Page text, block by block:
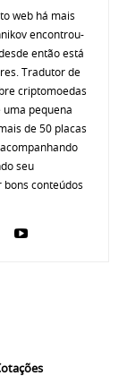
web há mais
encontrou-
então está
Tradutor de
criptomoedas
pequena
de 50 placas
seu
conteúdos